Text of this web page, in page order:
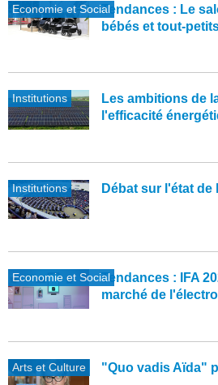
Economie et SocialTendances : Le
bébés et tout-
Institutions
Les ambitions de
l'efficacité
Institutions Débat sur l'état de
Economie et SocialTendances : IFA
marché de
Arts et Culture "Quo vadis Aïda"